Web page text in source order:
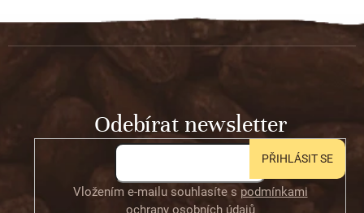
Z
Odebírat newsletter
Vložením e-mailu souhlasíte s podmínkami
ochrany osobních údajů
PŘIHLÁSIT SE